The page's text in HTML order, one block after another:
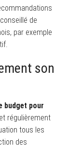
de
par exemple
son
budget pour
régulièrement
tous les
des